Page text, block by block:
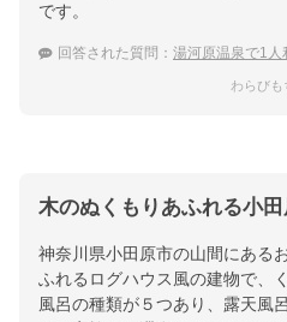
です。
回答された質問： 湯河原温泉で1人利用
わらびも
木のぬくもりあふれる小田
神奈川県小田原市の山間にある
ふれるログハウス風の建物で、
風呂の種類が５つあり、露天風